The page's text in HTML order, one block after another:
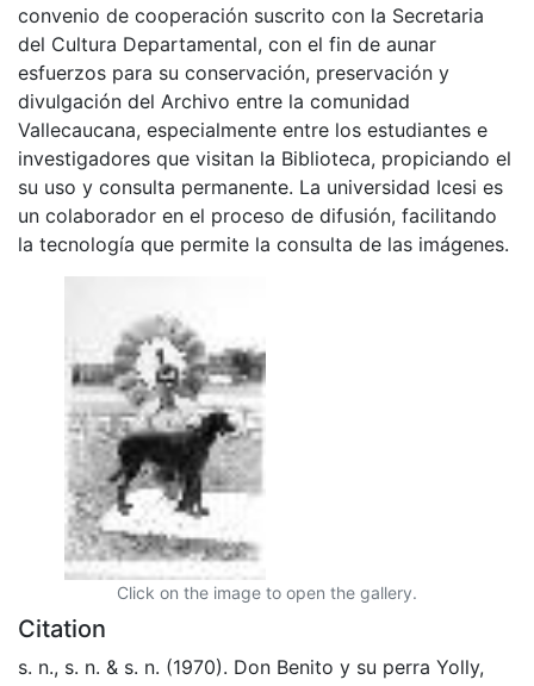
convenio de cooperación suscrito con la Secretaria
del Cultura Departamental, con el fin de aunar
esfuerzos para su conservación, preservación y
divulgación del Archivo entre la comunidad
Vallecaucana, especialmente entre los estudiantes e
investigadores que visitan la Biblioteca, propiciando el
su uso y consulta permanente. La universidad Icesi es
un colaborador en el proceso de difusión, facilitando
la tecnología que permite la consulta de las imágenes.
Click on the image to open the gallery.
Citation
s. n., s. n. & s. n. (1970). Don Benito y su perra Yolly,